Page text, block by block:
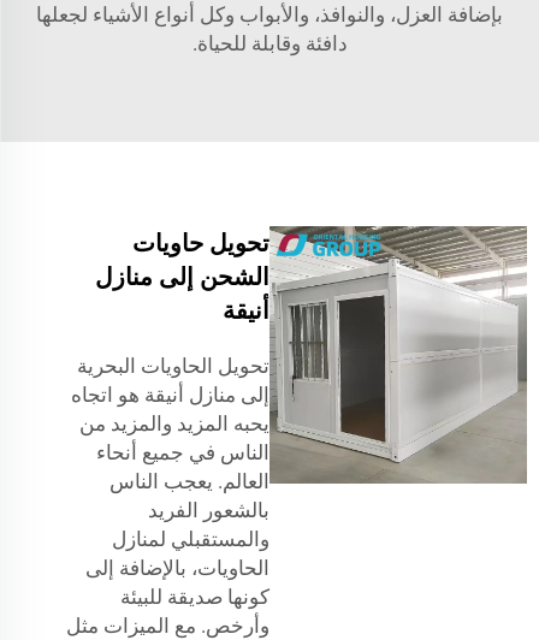
بإضافة العزل، والنوافذ، والأبواب وكل أنواع الأشياء لجعلها
دافئة وقابلة للحياة.
تحويل حاويات
الشحن إلى منازل
أنيقة
تحويل الحاويات البحرية
إلى منازل أنيقة هو اتجاه
يحبه المزيد والمزيد من
الناس في جميع أنحاء
العالم. يعجب الناس
بالشعور الفريد
والمستقبلي لمنازل
الحاويات، بالإضافة إلى
كونها صديقة للبيئة
وأرخص. مع الميزات مثل